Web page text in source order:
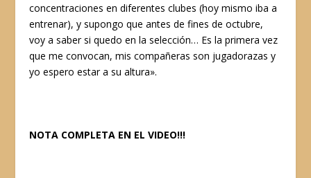
concentraciones en diferentes clubes (hoy mismo iba a
entrenar), y supongo que antes de fines de octubre,
voy a saber si quedo en la selección… Es la primera vez
que me convocan, mis compañeras son jugadorazas y
yo espero estar a su altura».
NOTA COMPLETA EN EL VIDEO!!!